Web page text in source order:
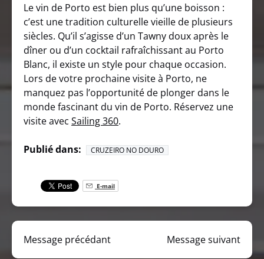
Le vin de Porto est bien plus qu’une boisson :
c’est une tradition culturelle vieille de plusieurs
siècles. Qu’il s’agisse d’un Tawny doux après le
dîner ou d’un cocktail rafraîchissant au Porto
Blanc, il existe un style pour chaque occasion.
Lors de votre prochaine visite à Porto, ne
manquez pas l’opportunité de plonger dans le
monde fascinant du vin de Porto. Réservez une
visite avec Sailing 360.
Publié dans: CRUZEIRO NO DOURO
E-mail
Message précédant Message suivant